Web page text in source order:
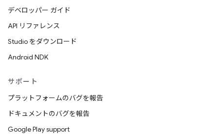
デベロッパー ガイド
API リファレンス
Studio をダウンロード
Android NDK
サポート
プラットフォームのバグを報告
ドキュメントのバグを報告
Google Play support